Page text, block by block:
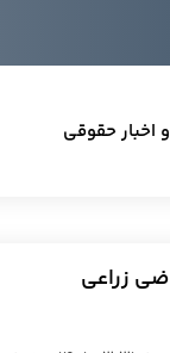
اخبار حقوقی
زراعی